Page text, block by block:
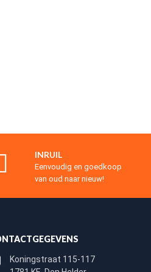
INRUIL
Eenvoudig en goedkoop
van oud naar nieuw!
Koningstraat 115-117